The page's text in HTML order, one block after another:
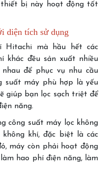
bị này hoạt động tốt
diện tích sử dụng
Hitachi mà hầu hết các
khác đều sản xuất nhiều
để phục vụ nhu cầu
suất máy phù hợp là yếu
giúp bạn lọc sạch triệt để
năng.
công suất máy lọc không
khí, đặc biệt là các
máy còn phải hoạt động
hao phí điện năng, làm